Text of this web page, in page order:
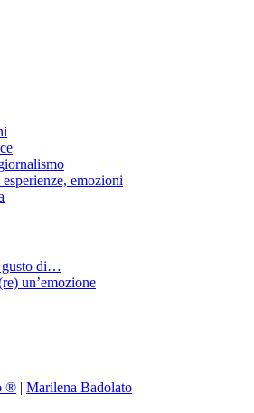
emozioni
gusto di…
un’emozione
® | Marilena Badolato